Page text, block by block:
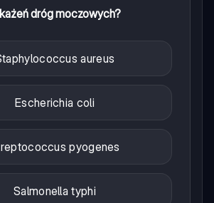
dróg moczowych?
aureus
Escherichia coli
pyogenes
Salmonella typhi